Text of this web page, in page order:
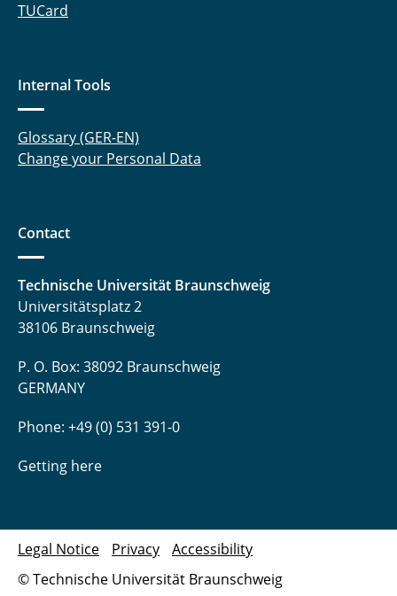
TUCard
Internal Tools
Glossary (GER-EN)
Change your Personal Data
Contact
Technische Universität Braunschweig
Universitätsplatz 2
38106 Braunschweig
P. O. Box: 38092 Braunschweig
GERMANY
Phone: +49 (0) 531 391-0
Getting here
© Technische Universität Braunschweig
Legal Notice Privacy Accessibility